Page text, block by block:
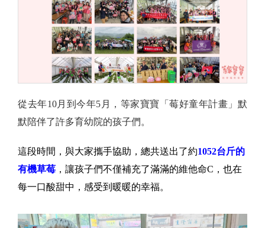
從去年10月到今年5月，等家寶寶「莓好童年計畫」默
默陪伴了許多育幼院的孩子們。
這段時間，與大家攜手協助，總共送出了約1052台斤的
有機草莓 ，讓孩子們不僅補充了滿滿的維他命C，也在
每一口酸甜中，感受到暖暖的幸福。